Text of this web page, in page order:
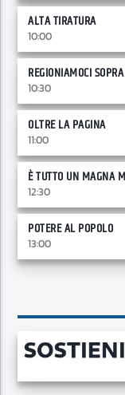
ALTA TIRATURA
10:00
REGIONIAMOCI SOPRA
10:30
OLTRE LA PAGINA
11:00
È TUTTO UN MAGNA
12:30
POTERE AL POPOLO
13:00